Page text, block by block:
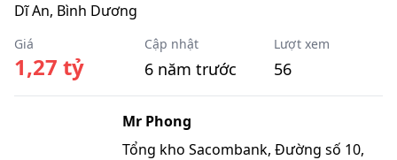
Dĩ An, Bình Dương
Giá
1,27 tỷ
Cập nhật
6 năm trước
Lượt xem
56
Mr Phong
Tổng kho Sacombank, Đường số 10,